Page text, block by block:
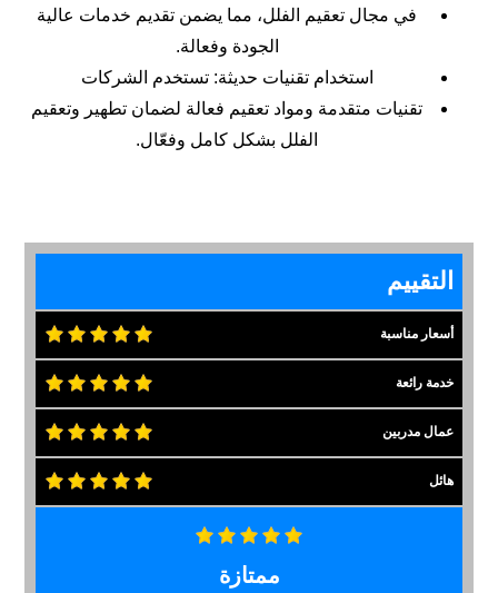
في مجال تعقيم الفلل، مما يضمن تقديم خدمات عالية
الجودة وفعالة.
استخدام تقنيات حديثة: تستخدم الشركات
تقنيات متقدمة ومواد تعقيم فعالة لضمان تطهير وتعقيم
الفلل بشكل كامل وفعّال.
التقييم
أسعار مناسبة
خدمة رائعة
عمال مدربين
هائل
ممتازة